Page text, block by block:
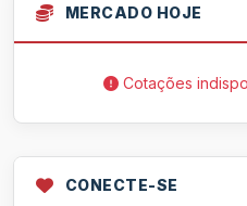
MERCADO HOJE
Cotações
CONECTE-SE